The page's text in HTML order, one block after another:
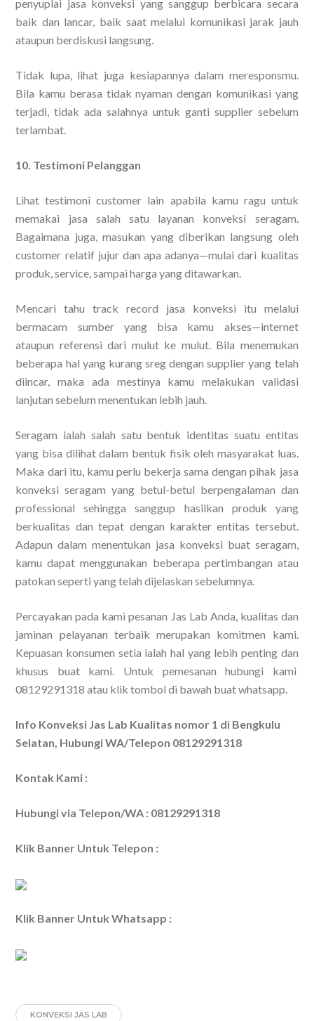
penyuplai jasa konveksi yang sanggup berbicara secara
baik dan lancar, baik saat melalui komunikasi jarak jauh
ataupun berdiskusi langsung.
Tidak lupa, lihat juga kesiapannya dalam meresponsmu.
Bila kamu berasa tidak nyaman dengan komunikasi yang
terjadi, tidak ada salahnya untuk ganti supplier sebelum
terlambat.
10. Testimoni Pelanggan
Lihat testimoni customer lain apabila kamu ragu untuk
memakai jasa salah satu layanan konveksi seragam.
Bagaimana juga, masukan yang diberikan langsung oleh
customer relatif jujur dan apa adanya—mulai dari kualitas
produk, service, sampai harga yang ditawarkan.
Mencari tahu track record jasa konveksi itu melalui
bermacam sumber yang bisa kamu akses—internet
ataupun referensi dari mulut ke mulut. Bila menemukan
beberapa hal yang kurang sreg dengan supplier yang telah
diincar, maka ada mestinya kamu melakukan validasi
lanjutan sebelum menentukan lebih jauh.
Seragam ialah salah satu bentuk identitas suatu entitas
yang bisa dilihat dalam bentuk fisik oleh masyarakat luas.
Maka dari itu, kamu perlu bekerja sama dengan pihak jasa
konveksi seragam yang betul-betul berpengalaman dan
professional sehingga sanggup hasilkan produk yang
berkualitas dan tepat dengan karakter entitas tersebut.
Adapun dalam menentukan jasa konveksi buat seragam,
kamu dapat menggunakan beberapa pertimbangan atau
patokan seperti yang telah dijelaskan sebelumnya.
Percayakan pada kami pesanan Jas Lab Anda, kualitas dan
jaminan pelayanan terbaik merupakan komitmen kami.
Kepuasan konsumen setia ialah hal yang lebih penting dan
khusus buat kami. Untuk pemesanan hubungi kami
08129291318 atau klik tombol di bawah buat whatsapp.
Info Konveksi Jas Lab Kualitas nomor 1 di Bengkulu
Selatan, Hubungi WA/Telepon 08129291318
Kontak Kami :
Hubungi via Telepon/WA : 08129291318
Klik Banner Untuk Telepon :
Klik Banner Untuk Whatsapp :
KONVEKSI JAS LAB